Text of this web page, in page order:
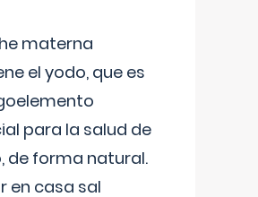
materna
el yodo, que es
para la salud de
de forma natural.
en casa sal